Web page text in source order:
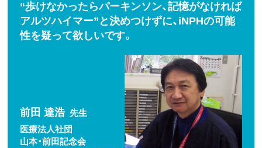
“歩けなかったらパーキンソン、記憶がなければ
アルツハイマー”と決めつけずに、iNPHの可能
性を疑って欲しいです。
前田 達浩 先生
医療法人社団
山本・前田記念会